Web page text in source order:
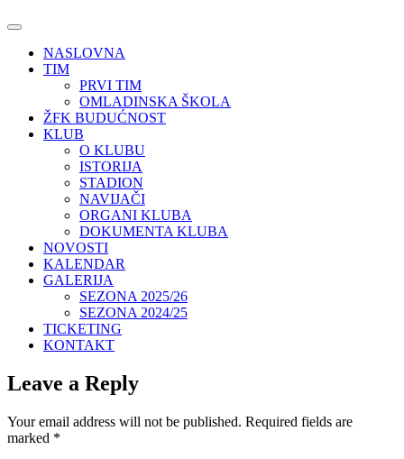
NASLOVNA
TIM
PRVI TIM
OMLADINSKA ŠKOLA
ŽFK BUDUĆNOST
KLUB
O KLUBU
ISTORIJA
STADION
NAVIJAČI
ORGANI KLUBA
DOKUMENTA KLUBA
NOVOSTI
KALENDAR
GALERIJA
SEZONA 2025/26
SEZONA 2024/25
TICKETING
KONTAKT
Leave a Reply
Your email address will not be published. Required fields are
marked *